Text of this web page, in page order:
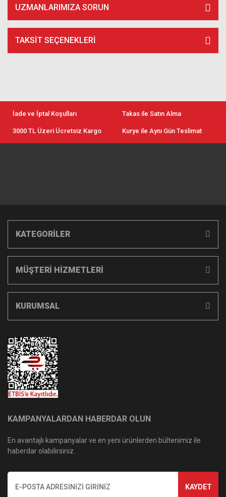
UZMANLARIMIZA SORUN
TAKSIT SEÇENEKLERI
İade ve İptal Koşulları Takas ile Satın Alma
3000 TL Üzeri Ücretsiz Kargo Kurye ile Aynı Gün Teslimat
KATEGORİLER
MÜŞTERİ HİZMETLERİ
KURUMSAL
KAMPANYALARDAN HABERDAR OLUN
En avantajlı kampanyalar ve en yeni ürünlerden bültenimiz ile
haberdar olabilirsiniz.
KAYDET